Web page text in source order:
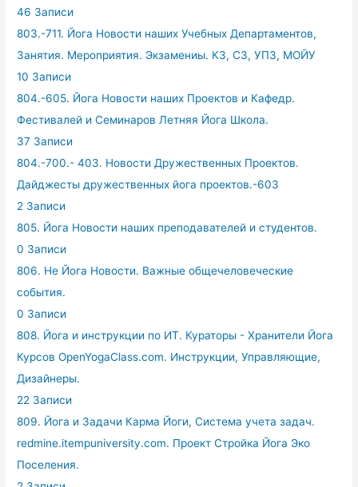
46 Записи
803.-711. Йога Новости наших Учебных Департаментов,
Занятия. Мероприятия. Экзамениы. КЗ, СЗ, УПЗ, МОЙУ
10 Записи
804.-605. Йога Новости наших Проектов и Кафедр.
Фестивалей и Семинаров Летняя Йога Школа.
37 Записи
804.-700.- 403. Новости Дружественных Проектов.
Дайджесты дружественных йога проектов.-603
2 Записи
805. Йога Новости наших преподавателей и студентов.
0 Записи
806. Не Йога Новости. Важные общечеловеческие
события.
0 Записи
808. Йога и инструкции по ИТ. Кураторы - Хранители Йога
Курсов OpenYogaClass.com. Инструкции, Управляющие,
Дизайнеры.
22 Записи
809. Йога и Задачи Карма Йоги, Система учета задач.
redmine.itempuniversity.com. Проект Стройка Йога Эко
Поселения.